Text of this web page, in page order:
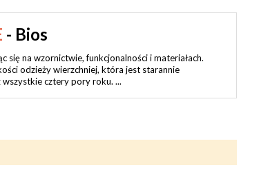
- Bios
na wzornictwie, funkcjonalności i materiałach.
odzieży wierzchniej, która jest starannie
cztery pory roku. ...